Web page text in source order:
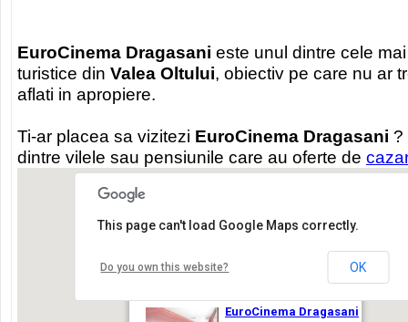
EuroCinema Dragasani este unul dintre cele
turistice din Valea Oltului, obiectiv pe care nu ar
aflati in apropiere.
Ti-ar placea sa vizitezi EuroCinema Dragasani ?
dintre vilele sau pensiunile care au oferte de